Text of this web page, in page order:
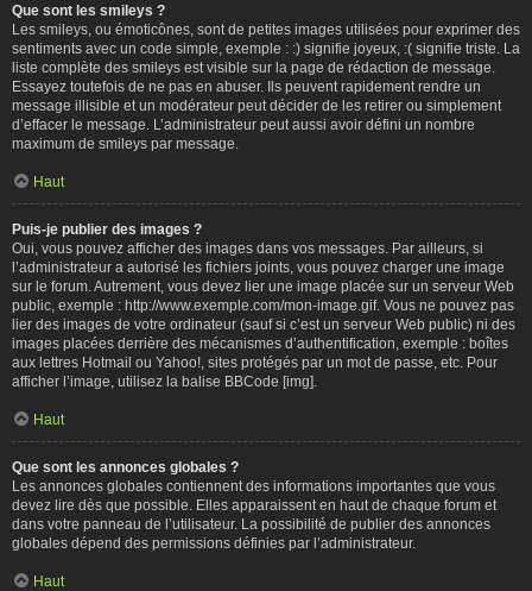
Que sont les smileys ?
Les smileys, ou émoticônes, sont de petites images utilisées pour exprimer des
sentiments avec un code simple, exemple : :) signifie joyeux, :( signifie triste. La
liste complète des smileys est visible sur la page de rédaction de message.
Essayez toutefois de ne pas en abuser. Ils peuvent rapidement rendre un
message illisible et un modérateur peut décider de les retirer ou simplement
d’effacer le message. L’administrateur peut aussi avoir défini un nombre
maximum de smileys par message.
Haut
Puis-je publier des images ?
Oui, vous pouvez afficher des images dans vos messages. Par ailleurs, si
l’administrateur a autorisé les fichiers joints, vous pouvez charger une image
sur le forum. Autrement, vous devez lier une image placée sur un serveur Web
public, exemple : http://www.exemple.com/mon-image.gif. Vous ne pouvez pas
lier des images de votre ordinateur (sauf si c’est un serveur Web public) ni des
images placées derrière des mécanismes d’authentification, exemple : boîtes
aux lettres Hotmail ou Yahoo!, sites protégés par un mot de passe, etc. Pour
afficher l’image, utilisez la balise BBCode [img].
Haut
Que sont les annonces globales ?
Les annonces globales contiennent des informations importantes que vous
devez lire dès que possible. Elles apparaissent en haut de chaque forum et
dans votre panneau de l’utilisateur. La possibilité de publier des annonces
globales dépend des permissions définies par l’administrateur.
Haut